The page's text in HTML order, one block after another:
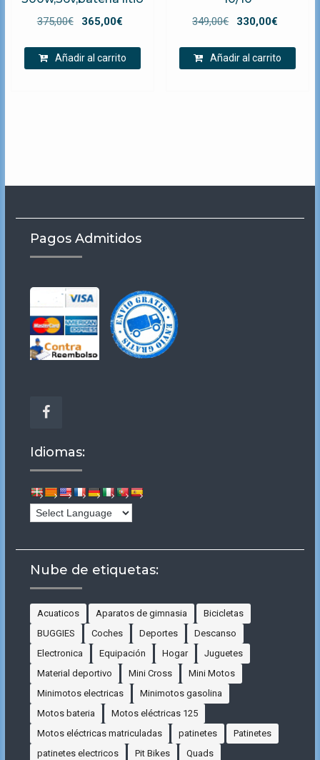
375,00€
El
original
era:
365,00€
es:
Añadir al carrito
349,00€
El
original
era:
330,00€
es:
Añadir al carrito
Pagos Admitidos
Idiomas:
Nube de etiquetas:
Acuaticos Aparatos de gimnasia
Bicicletas
BUGGIES
Coches Deportes
Descanso
Electronica
Equipación Hogar
Juguetes
Material deportivo
Mini Cross
Mini Motos
Minimotos electricas
Minimotos gasolina
Motos bateria
Motos eléctricas 125
Motos eléctricas matriculadas
patinetes
Patinetes
patinetes electricos
Pit Bikes
Quads